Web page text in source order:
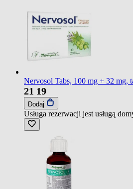
Nervosol Tabs, 100 mg + 32 mg,
21 19
Dodaj
Usługa rezerwacji jest usługą